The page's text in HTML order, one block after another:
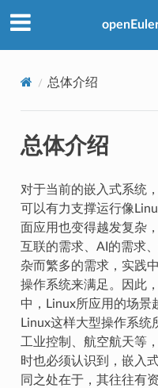
总体介绍
总体介绍
对于当前的嵌入式系统
可以有力支撑运行像
面应用也变得越发复杂
互联的需求、AI的需求
杂而繁多的需求，实践
操作系统来满足。因此
中，Linux所应用的场景
Linux这样大型操作系统
工业控制、航空航天等
时也必须认识到，嵌入
同之处在于，其往往有